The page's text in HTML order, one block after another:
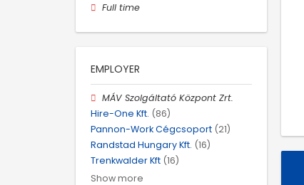
Full time
EMPLOYER
MÁV Szolgáltató Központ Zrt.
Hire-One Kft. (86)
Pannon-Work Cégcsoport (21)
Randstad Hungary Kft. (16)
Trenkwalder Kft (16)
Show more